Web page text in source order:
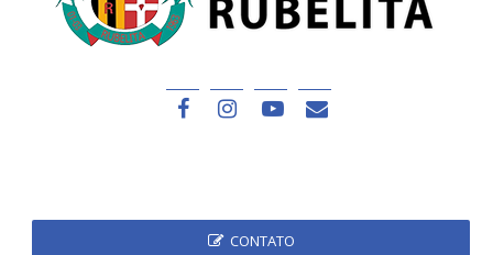
CONTATO